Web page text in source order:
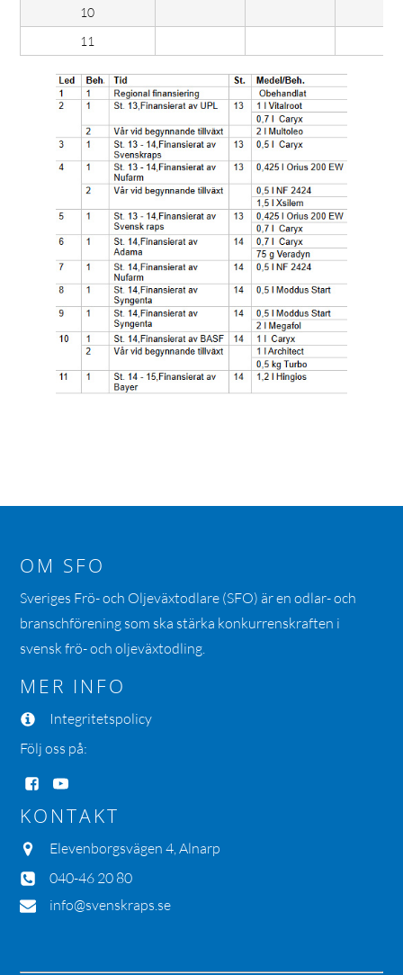
10
11
OM SFO
Sveriges Frö- och Oljeväxtodlare (SFO) är en odlar- och
branschförening som ska stärka konkurrenskraften i
svensk frö- och oljeväxtodling.
MER INFO
Integritetspolicy
Följ oss på:
KONTAKT
Elevenborgsvägen 4, Alnarp
040-46 20 80
info@svenskraps.se